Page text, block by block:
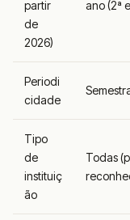
partir
de
2026)
ano (2ª
Periodi
cidade
Tipo
de
instituiç
ão
Todas